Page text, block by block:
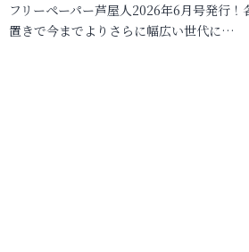
フリーペーパー芦屋人2026年6月号発行
置きで今までよりさらに幅広い世代に…